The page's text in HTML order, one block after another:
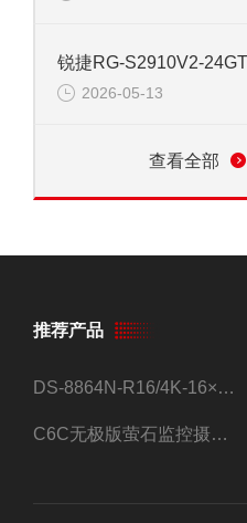
2026-05-13
查看全部
推荐产品
DS-8864N-R16/4K-16×4T/希捷16盘位录像机
C6C无极版萤石监控摄像头